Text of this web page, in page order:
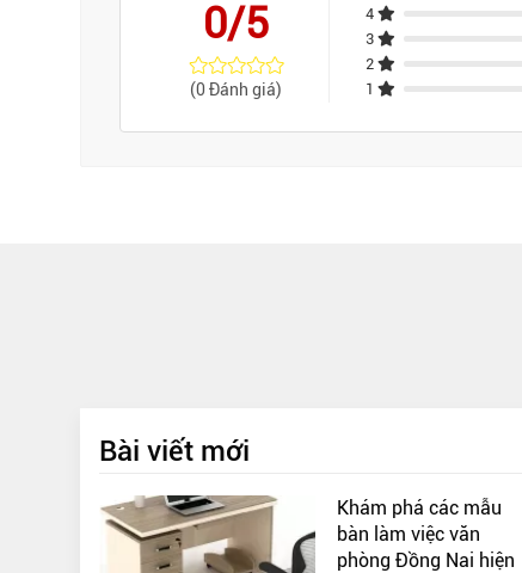
0/5
(0 Đánh giá)
4
3
2
1
Bài viết mới
Khám phá các mẫu
bàn làm việc văn
phòng Đồng Nai hiện